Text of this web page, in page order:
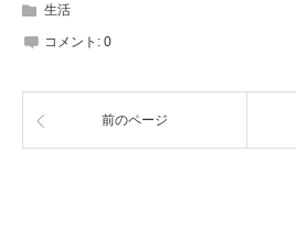
生活
コメント: 0
前のページ